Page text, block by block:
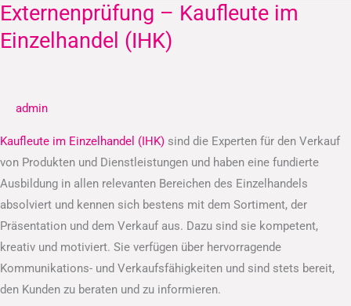
Externenprüfung – Kaufleute im
Einzelhandel (IHK)
admin
Kaufleute im Einzelhandel (IHK) sind die Experten für den Verkauf
von Produkten und Dienstleistungen und haben eine fundierte
Ausbildung in allen relevanten Bereichen des Einzelhandels
absolviert und kennen sich bestens mit dem Sortiment, der
Präsentation und dem Verkauf aus. Dazu sind sie kompetent,
kreativ und motiviert. Sie verfügen über hervorragende
Kommunikations- und Verkaufsfähigkeiten und sind stets bereit,
den Kunden zu beraten und zu informieren.
Externenprüfung
–
Kaufleute
(IHK)